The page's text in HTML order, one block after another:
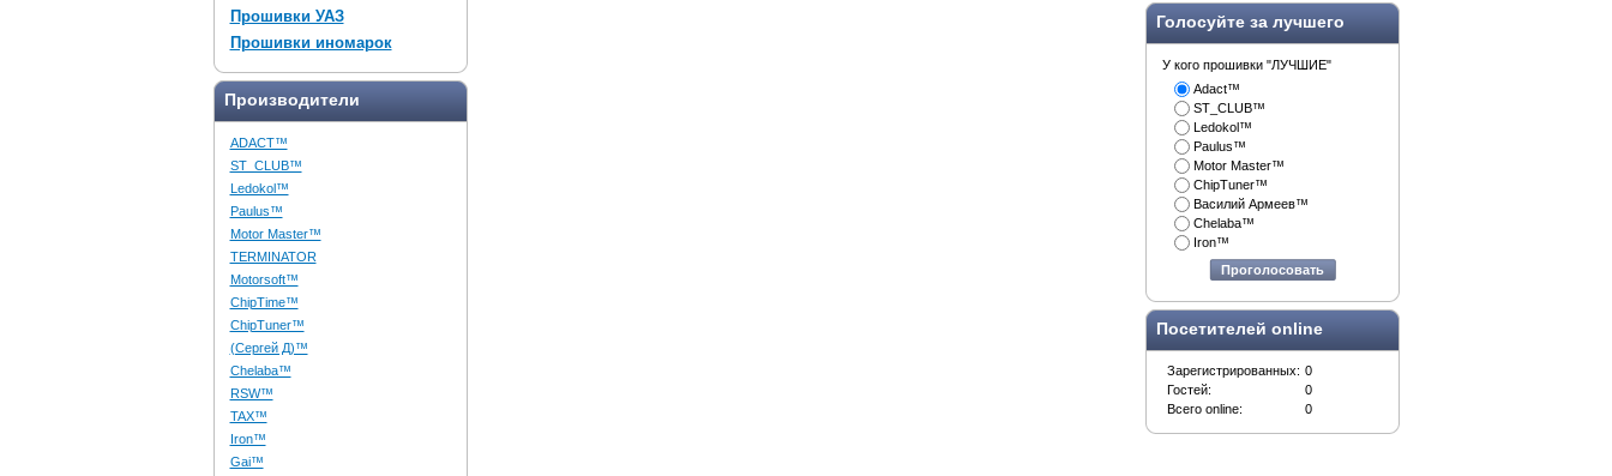
Прошивки УАЗ
Прошивки иномарок
Производители
ADACT™
ST_CLUB™
Ledokol™
Paulus™
Motor Master™
TERMINATOR
Motorsoft™
ChipTime™
ChipTuner™
(Сергей Д)™
Chelaba™
RSW™
TAX™
Iron™
Gai™
Голосуйте за лучшего
У кого прошивки "ЛУЧШИЕ"
Adact™
ST_CLUB™
Ledokol™
Paulus™
Motor Master™
ChipTuner™
Василий Армеев™
Chelaba™
Iron™
Проголосовать
Посетителей online
Зарегистрированных: 0
Гостей:
0
Всего online:
0